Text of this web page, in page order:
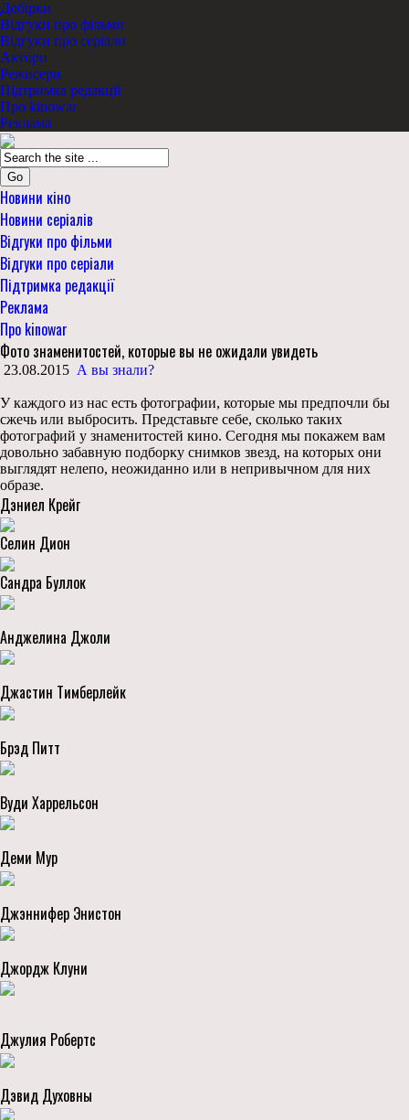
Добірки
Відгуки про фільми
Відгуки про серіали
Актори
Режисери
Підтримка редакції
Про kinowar
Реклама
Go
Новини кіно
Новини серіалів
Відгуки про фільми
Відгуки про серіали
Підтримка редакції
Реклама
Про kinowar
Фото знаменитостей, которые вы не ожидали увидеть
23.08.2015 А вы знали?
У каждого из нас есть фотографии, которые мы предпочли бы
сжечь или выбросить. Представьте себе, сколько таких
фотографий у знаменитостей кино. Сегодня мы покажем вам
довольно забавную подборку снимков звезд, на которых они
выглядят нелепо, неожиданно или в непривычном для них
образе.
Дэниел Крейг
Селин Дион
Сандра Буллок
Анджелина Джоли
Джастин Тимберлейк
Брэд Питт
Вуди Харрельсон
Деми Мур
Джэннифер Энистон
Джордж Клуни
Джулия Робертс
Дэвид Духовны